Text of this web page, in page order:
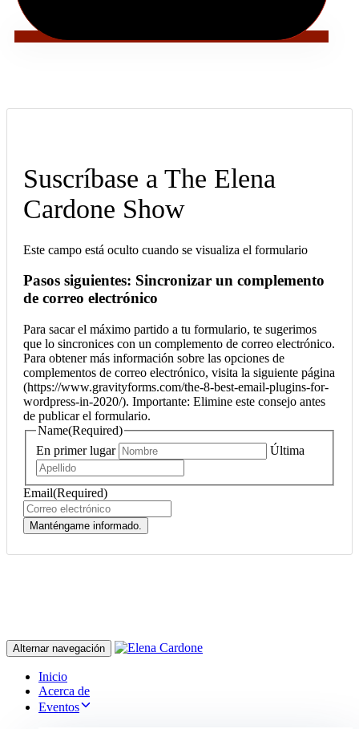
Suscríbase a The Elena
Cardone Show
Este campo está oculto cuando se visualiza el formulario
Pasos siguientes: Sincronizar un complemento
de correo electrónico
Para sacar el máximo partido a tu formulario, te sugerimos
que lo sincronices con un complemento de correo electrónico.
Para obtener más información sobre las opciones de
complementos de correo electrónico, visita la siguiente página
(https://www.gravityforms.com/the-8-best-email-plugins-for-
wordpress-in-2020/). Importante: Elimine este consejo antes
de publicar el formulario.
Name(Required)
En primer lugar
Última
Email(Required)
Manténgame informado.
Alternar navegación
Inicio
Acerca de
Eventos